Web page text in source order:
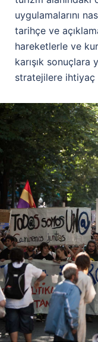
uygulamalarını
tarihçe ve
hareketlerle ve
karışık sonuçlara
stratejilere ihtiyaç